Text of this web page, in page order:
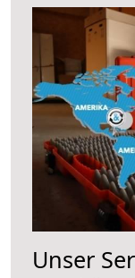
Unser